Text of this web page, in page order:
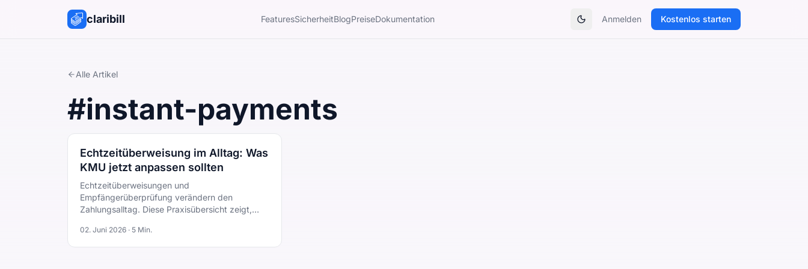
claribill FeaturesSicherheitBlogPreiseDokumentation Theme umschalten
Anmelden Kostenlos starten
Alle Artikel
#instant-payments
Echtzeitüberweisung im Alltag: Was
KMU jetzt anpassen sollten
Echtzeitüberweisungen und
Empfängerüberprüfung verändern den
Zahlungsalltag. Diese Praxisübersicht zeigt,
02. Juni 2026 · 5 Min.